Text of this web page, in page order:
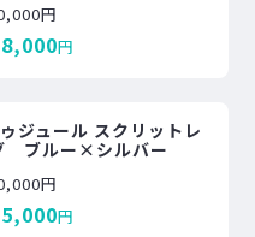
円
円
ジュール スクリットレ
ブルー×シルバー
円
円